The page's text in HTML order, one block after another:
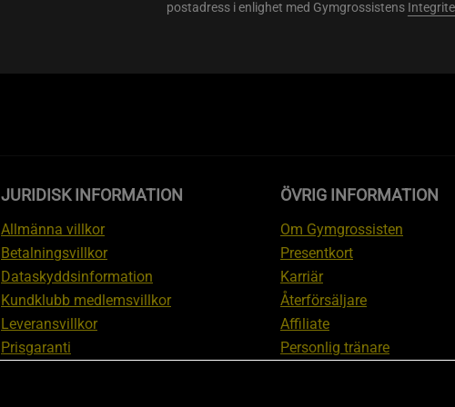
postadress i enlighet med Gymgrossistens
JURIDISK INFORMATION
Allmänna villkor
Betalningsvillkor
Dataskyddsinformation
Kundklubb medlemsvillkor
Leveransvillkor
Prisgaranti
ÖVRIG INFORMATION
Om Gymgrossisten
Presentkort
Karriär
Återförsäljare
Affiliate
Personlig tränare